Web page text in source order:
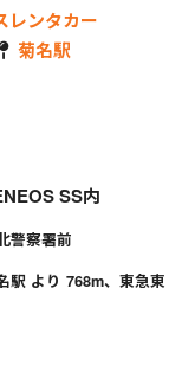
レンタカー
菊名駅
SS内
警察署前
駅 より 768m、東急東